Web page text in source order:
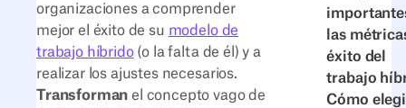
las
éxito del
trabajo
Cómo
organizaciones a comprender
mejor el éxito de su modelo de
trabajo híbrido(o la falta de él) y a
realizar los ajustes necesarios.
Transforman el concepto vago de